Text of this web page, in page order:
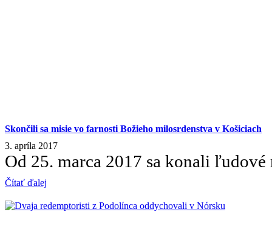
Skončili sa misie vo farnosti Božieho milosrdenstva v Košiciach
3. apríla 2017
Od 25. marca 2017 sa konali
Čítať ďalej